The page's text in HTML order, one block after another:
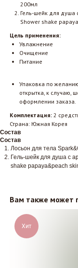
200мл
Гель-шейк для душа
Shower shake
Цель применения:
Увлажнение
Очищение
Питание
Упаковка по
открытка, к случаю,
оформлении заказа.
Комплектация: 2
Страна: Южная Корея
Состав
Состав
Лосьон для тела
Гель-шейк для душа с
shake papaya&peach
Вам также может
Хит